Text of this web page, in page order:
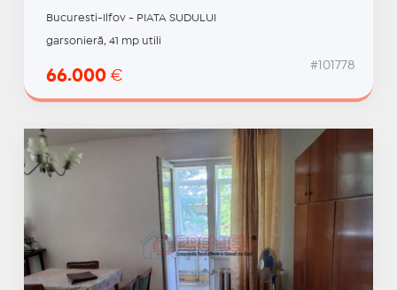
Bucuresti-Ilfov - PIATA SUDULUI
garsonieră, 41 mp utili
66.000 €
#101778